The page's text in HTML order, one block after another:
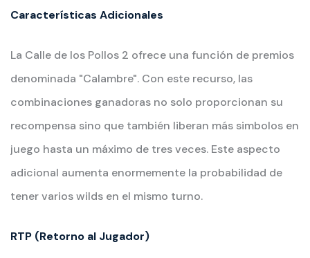
Características Adicionales
La Calle de los Pollos 2 ofrece una función de premios
denominada "Calambre". Con este recurso, las
combinaciones ganadoras no solo proporcionan su
recompensa sino que también liberan más simbolos en
juego hasta un máximo de tres veces. Este aspecto
adicional aumenta enormemente la probabilidad de
tener varios wilds en el mismo turno.
RTP (Retorno al Jugador)